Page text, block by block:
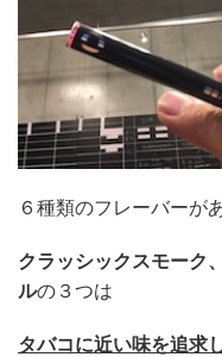
６種類のフレーバーが
クラッシックスモーク
ルの３つは
タバコに近い味を追求